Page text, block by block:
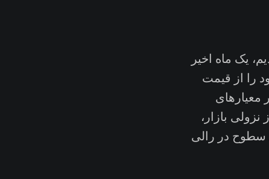
یک ماه اخیر
را از قیمت
مهم در معیارهای
بازار،
سطوح در رالی